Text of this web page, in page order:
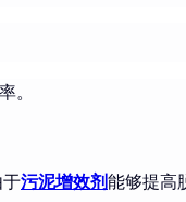
。
于污泥增效剂能够提高